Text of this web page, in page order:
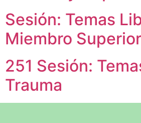
Sesión: Temas
Miembro Superior
251 Sesión:
Trauma